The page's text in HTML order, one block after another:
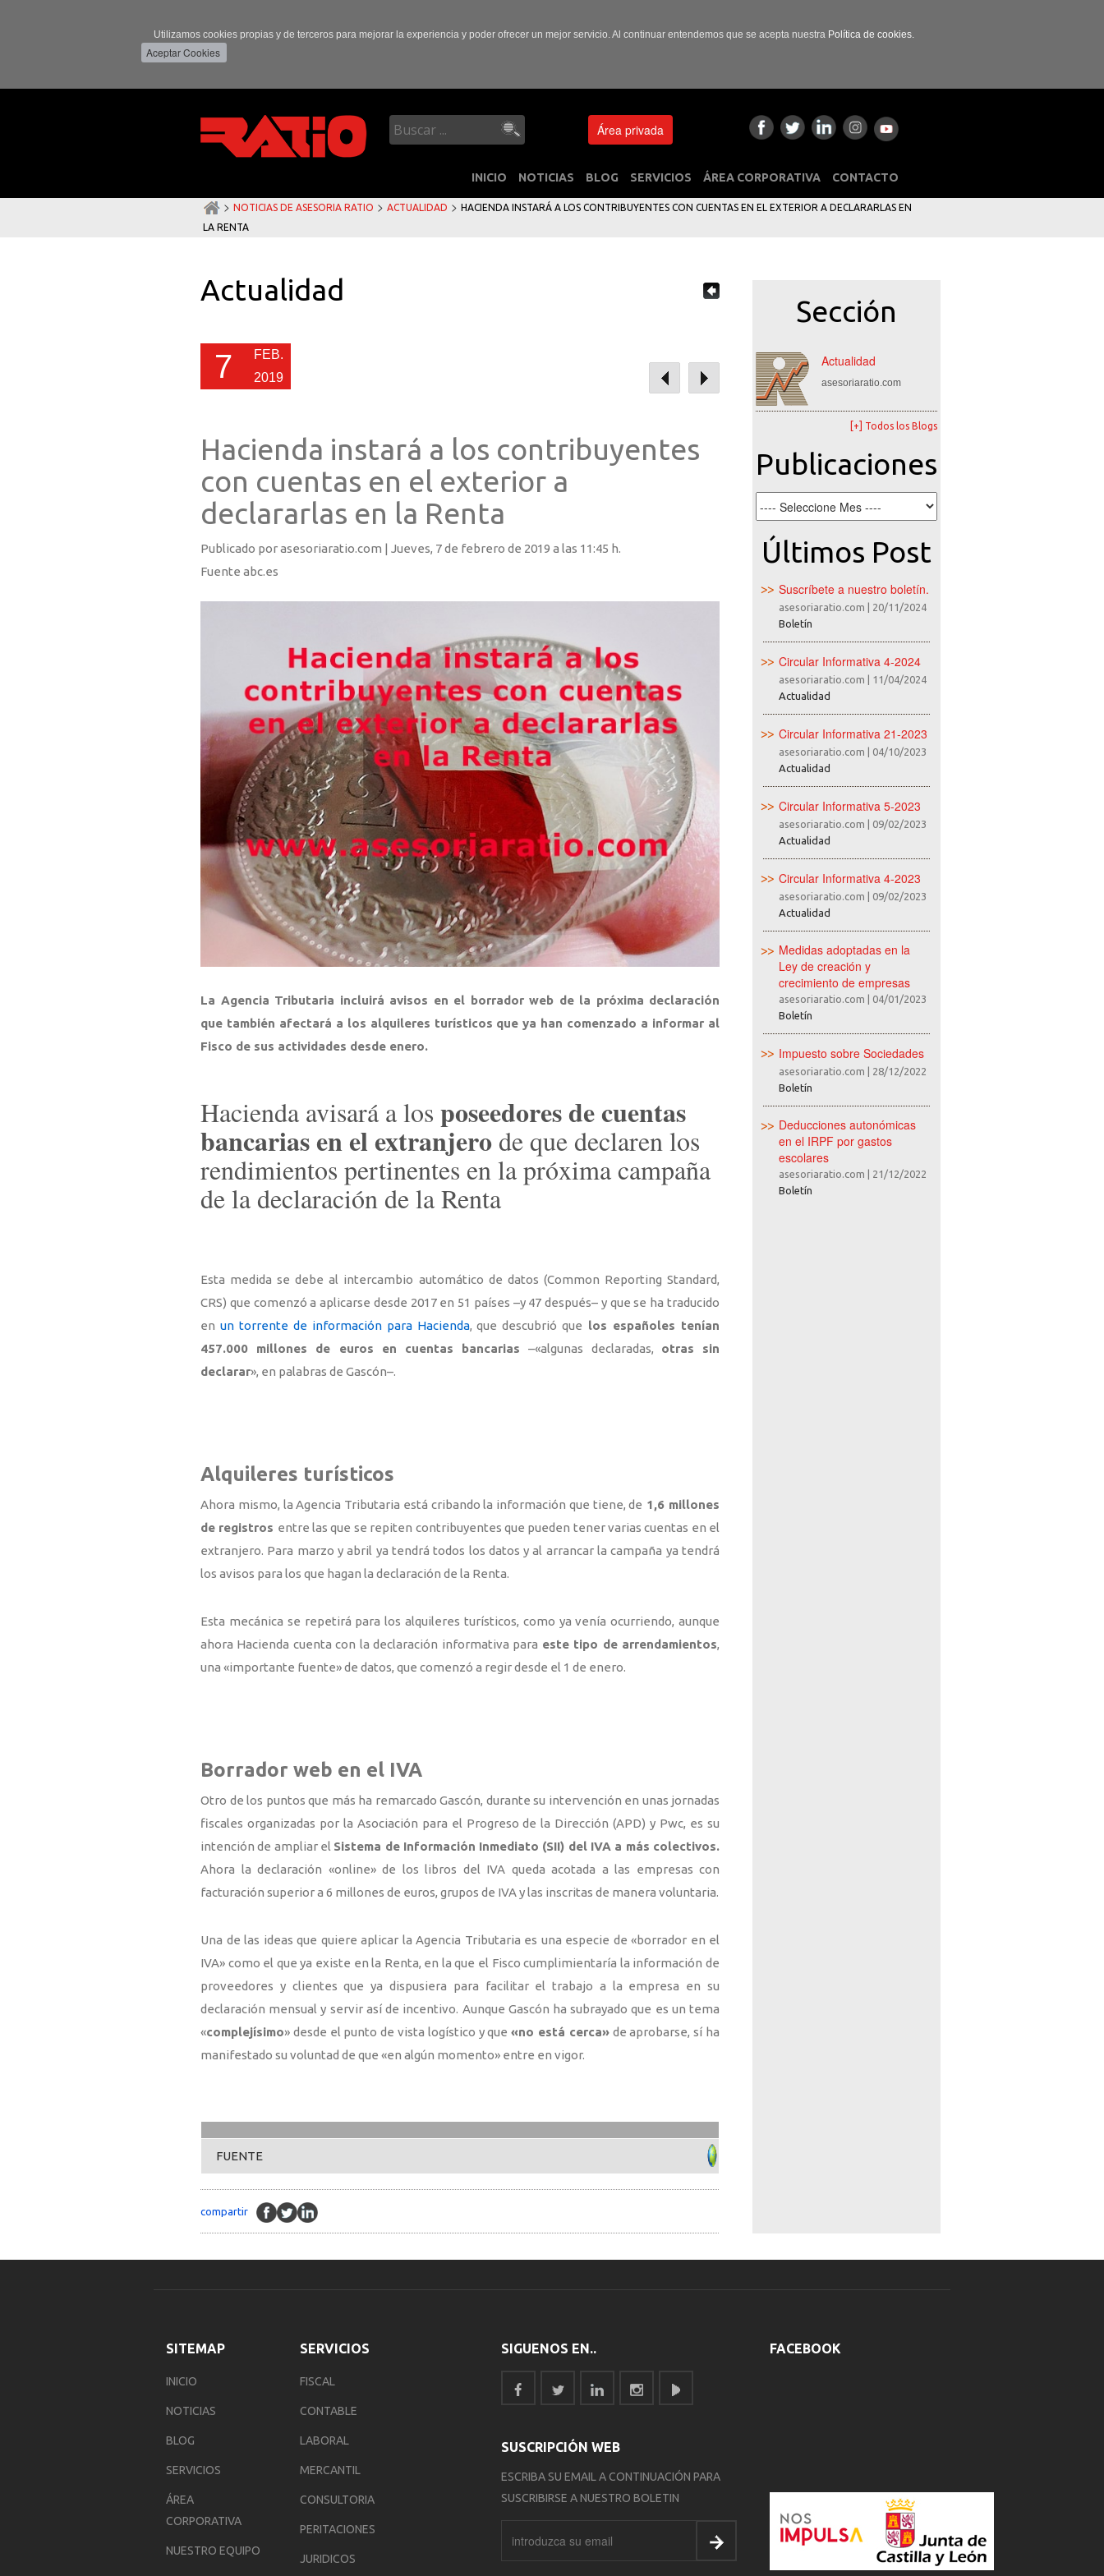
Utilizamos cookies propias y de terceros para mejorar la experiencia y poder ofrecer un mejor servicio. Al continuar entendemos que se acepta nuestra Política de cookies.
Área privada
INICIO NOTICIAS BLOG SERVICIOS ÁREA CORPORATIVA CONTACTO
> NOTICIAS DE ASESORIA RATIO > ACTUALIDAD > HACIENDA INSTARÁ A LOS CONTRIBUYENTES CON CUENTAS EN EL EXTERIOR A DECLARARLAS EN
LA RENTA
Actualidad
7
FEB.
2019
Hacienda instará a los contribuyentes
con cuentas en el exterior a
declararlas en la Renta
Publicado por asesoriaratio.com | Jueves, 7 de febrero de 2019 a las 11:45 h.
Fuente abc.es
La Agencia Tributaria incluirá avisos en el borrador web de la próxima declaración
que también afectará a los alquileres turísticos que ya han comenzado a informar al
Fisco de sus actividades desde enero.
Hacienda avisará a los poseedores de cuentas
bancarias en el extranjero de que declaren los
rendimientos pertinentes en la próxima campaña
de la declaración de la Renta
Esta medida se debe al intercambio automático de datos (Common Reporting Standard,
CRS) que comenzó a aplicarse desde 2017 en 51 países –y 47 después– y que se ha traducido
en un torrente de información para Hacienda, que descubrió que los españoles tenían
457.000 millones de euros en cuentas bancarias–«algunas declaradas, otras sin
declarar», en palabras de Gascón–.
Alquileres turísticos
Ahora mismo, la Agencia Tributaria está cribando la información que tiene, de 1,6 millones
de registros entre las que se repiten contribuyentes que pueden tener varias cuentas en el
extranjero. Para marzo y abril ya tendrá todos los datos y al arrancar la campaña ya tendrá
los avisos para los que hagan la declaración de la Renta.
Esta mecánica se repetirá para los alquileres turísticos, como ya venía ocurriendo, aunque
ahora Hacienda cuenta con la declaración informativa para este tipo de arrendamientos,
una «importante fuente» de datos, que comenzó a regir desde el 1 de enero.
Borrador web en el IVA
Otro de los puntos que más ha remarcado Gascón, durante su intervención en unas jornadas
fiscales organizadas por la Asociación para el Progreso de la Dirección (APD) y Pwc, es su
intención de ampliar el Sistema de Información Inmediato (SII) del IVA a más colectivos.
Ahora la declaración «online» de los libros del IVA queda acotada a las empresas con
facturación superior a 6 millones de euros, grupos de IVA y las inscritas de manera voluntaria.
Una de las ideas que quiere aplicar la Agencia Tributaria es una especie de «borrador en el
IVA» como el que ya existe en la Renta, en la que el Fisco cumplimientaría la información de
proveedores y clientes que ya dispusiera para facilitar el trabajo a la empresa en su
declaración mensual y servir así de incentivo. Aunque Gascón ha subrayado que es un tema
«complejísimo» desde el punto de vista logístico y que«no está cerca»de aprobarse, sí ha
manifestado su voluntad de que «en algún momento» entre en vigor.
FUENTE
compartir
Sección
Actualidad
asesoriaratio.com
[+] Todos los Blogs
Publicaciones
Últimos Post
Suscríbete a nuestro boletín.
asesoriaratio.com
20/11/2024
Boletín
Circular Informativa 4-2024
asesoriaratio.com
11/04/2024
Actualidad
Circular Informativa 21-2023
asesoriaratio.com
04/10/2023
Actualidad
Circular Informativa 5-2023
asesoriaratio.com
09/02/2023
Actualidad
Circular Informativa 4-2023
asesoriaratio.com
09/02/2023
Actualidad
Medidas adoptadas en la
Ley de creación y
crecimiento de empresas
asesoriaratio.com
04/01/2023
Boletín
Impuesto sobre Sociedades
asesoriaratio.com
28/12/2022
Boletín
Deducciones autonómicas
en el IRPF por gastos
escolares
asesoriaratio.com
21/12/2022
Boletín
SITEMAP
INICIO
NOTICIAS
BLOG
SERVICIOS
ÁREA
CORPORATIVA
NUESTRO EQUIPO
SERVICIOS
FISCAL
CONTABLE
LABORAL
MERCANTIL
CONSULTORIA
PERITACIONES
JURIDICOS
SIGUENOS EN..
SUSCRIPCIÓN WEB
ESCRIBA SU EMAIL A CONTINUACIÓN PARA
SUSCRIBIRSE A NUESTRO BOLETIN
FACEBOOK